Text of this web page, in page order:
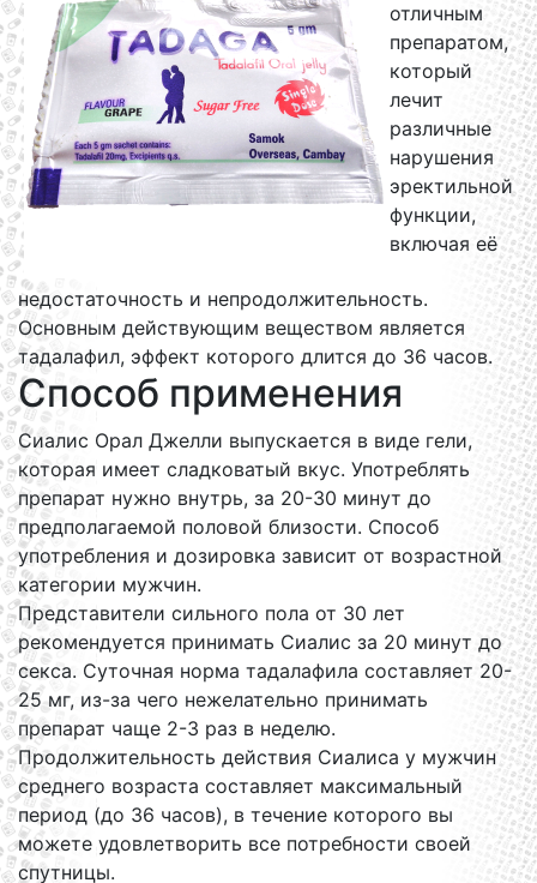
отличным
препаратом,
который
лечит
различные
нарушения
эректильной
функции,
включая её
недостаточность и непродолжительность.
Основным действующим веществом является
тадалафил, эффект которого длится до 36 часов.
Способ применения
Сиалис Орал Джелли выпускается в виде гели,
которая имеет сладковатый вкус. Употреблять
препарат нужно внутрь, за 20-30 минут до
предполагаемой половой близости. Способ
употребления и дозировка зависит от возрастной
категории мужчин.
Представители сильного пола от 30 лет
рекомендуется принимать Сиалис за 20 минут до
секса. Суточная норма тадалафила составляет 20-
25 мг, из-за чего нежелательно принимать
препарат чаще 2-3 раз в неделю.
Продолжительность действия Сиалиса у мужчин
среднего возраста составляет максимальный
период (до 36 часов), в течение которого вы
можете удовлетворить все потребности своей
спутницы.